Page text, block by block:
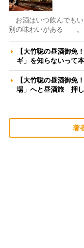
お酒はいつ飲んでも
別の味わいがある――
【大竹聡の昼酒御免
ギ」を知らないっ
【大竹聡の昼酒御免
場」へと昼酒旅 押
著